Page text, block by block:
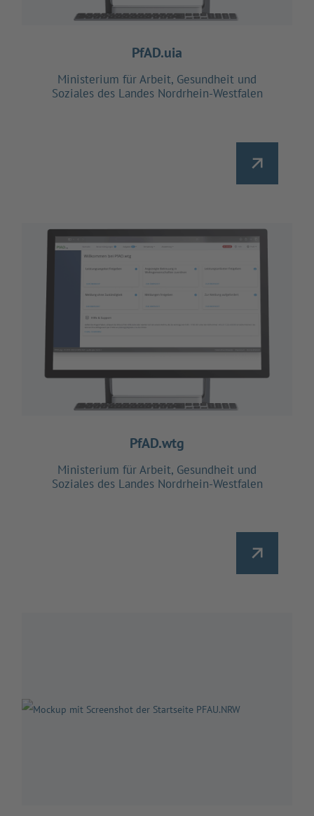
PfAD.uia
Ministerium für Arbeit, Gesundheit und
Soziales des Landes Nordrhein-Westfalen
PfAD.wtg
Ministerium für Arbeit, Gesundheit und
Soziales des Landes Nordrhein-Westfalen